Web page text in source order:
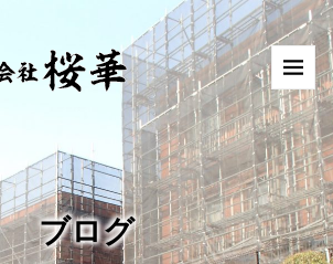
ブログ